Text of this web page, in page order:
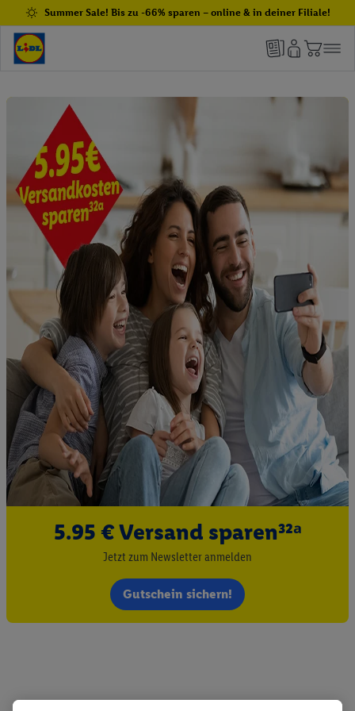
Summer Sale! Bis zu -66% sparen – online & in deiner Filiale!
5.95 € Versand sparen³²ᵃ
Jetzt zum Newsletter anmelden
Gutschein sichern!